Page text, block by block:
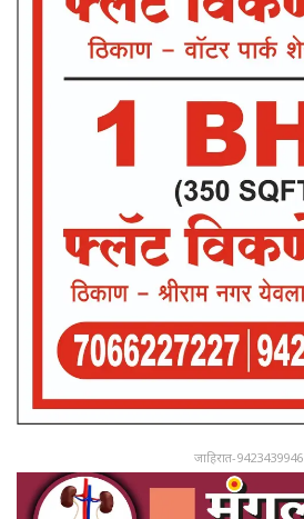
जाहिरात-9423439946